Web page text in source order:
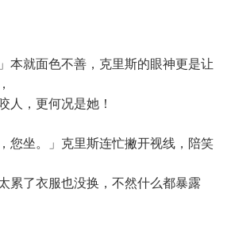
就面色不善，克里斯的眼神更是让
人，更何况是她！
坐。」克里斯连忙撇开视线，陪笑
累了衣服也没换，不然什么都暴露